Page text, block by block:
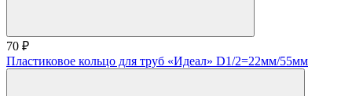
70 ₽
Пластиковое кольцо для труб «Идеал» D1/2=22мм/55мм